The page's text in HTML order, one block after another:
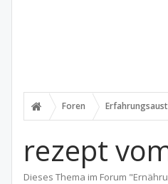
Foren
rezept
Dieses Thema im Forum "